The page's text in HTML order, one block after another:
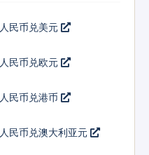
人民币兑美元
人民币兑欧元
人民币兑港币
人民币兑澳大利亚元